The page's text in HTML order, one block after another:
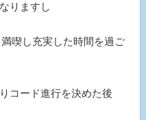
りますし
喫し充実した時間を過ご
コード進行を決めた後